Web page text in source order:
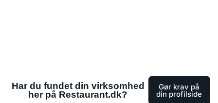
Har du fundet din virksomhed
her på Restaurant.dk?
Gør krav på
din profilside